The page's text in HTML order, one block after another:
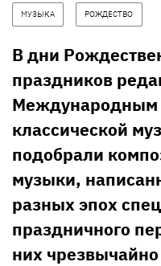
МУЗЫКА РОЖДЕСТВО
В дни
праздников
Международным
классической
подобрали
музыки,
разных эпох
праздничного
них